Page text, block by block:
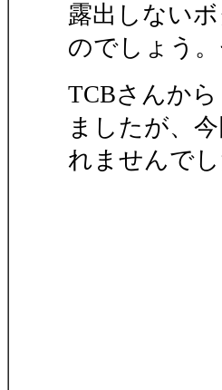
露出しない
のでしょう
TCBさんか
ましたが、
れませんで